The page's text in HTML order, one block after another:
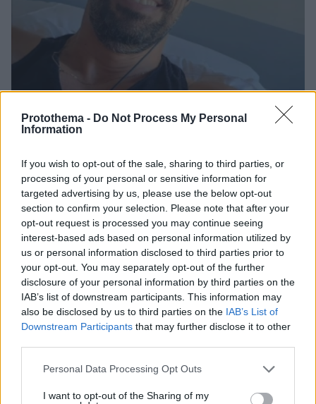
Protothema - Do Not Process My Personal
Information
If you wish to opt-out of the sale, sharing to third parties, or
processing of your personal or sensitive information for
targeted advertising by us, please use the below opt-out
section to confirm your selection. Please note that after your
opt-out request is processed you may continue seeing
interest-based ads based on personal information utilized by
us or personal information disclosed to third parties prior to
your opt-out. You may separately opt-out of the further
disclosure of your personal information by third parties on the
IAB’s list of downstream participants. This information may
also be disclosed by us to third parties on the IAB’s List of
Downstream Participants that may further disclose it to other
Please note that this website/app uses one or more Google
not limited to your visit or usage behaviour. You may click to
Personal Data Processing Opt Outs
I want to opt-out of the Sharing of my
Γιώργος Παράσχος: Χαμογελαστός, δίνει τη μάχη
του με τον καρκίνο, μπήκε στο νοσοκομείο για νέα
θεραπεία
06.08.2026, 18:00